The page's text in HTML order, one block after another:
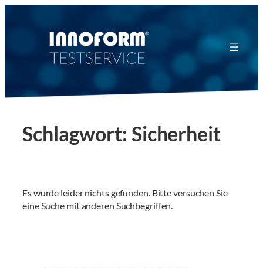
Schlagwort: Sicherheit
Es wurde leider nichts gefunden. Bitte versuchen Sie
eine Suche mit anderen Suchbegriffen.